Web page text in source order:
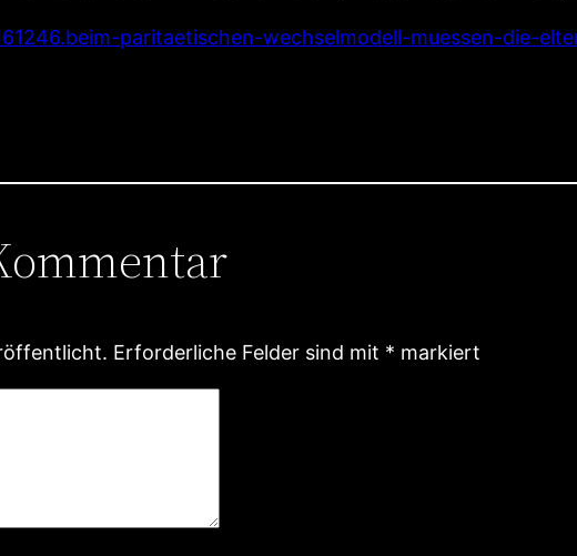
paritaetischen-wechselmodell-muessen-die-
Erforderliche Felder sind mit * markiert